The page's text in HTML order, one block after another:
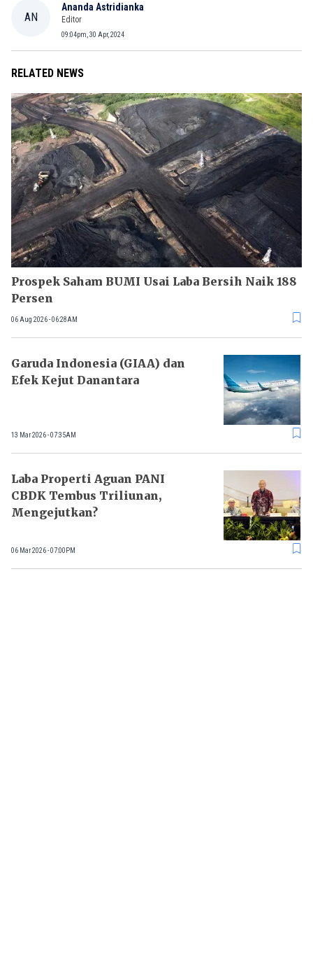
AN
Ananda Astridianka
Editor
09:04pm, 30 Apr, 2024
RELATED NEWS
Prospek Saham BUMI Usai Laba Bersih Naik 188
Persen
06 Aug 2026 - 06:28AM
Garuda Indonesia (GIAA) dan
Efek Kejut Danantara
13 Mar 2026 - 07:35AM
Laba Properti Aguan PANI
CBDK Tembus Triliunan,
Mengejutkan?
06 Mar 2026 - 07:00PM